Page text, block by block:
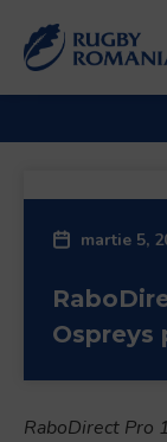
martie 5,
Ospreys
RaboDirect Pro